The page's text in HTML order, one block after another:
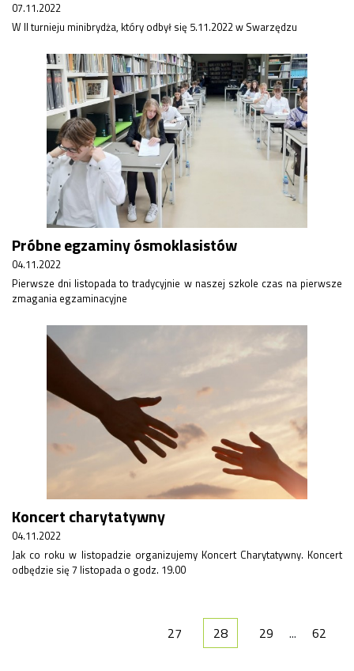
07.11.2022
W II turnieju minibrydża, który odbył się 5.11.2022 w Swarzędzu
Próbne egzaminy ósmoklasistów
04.11.2022
Pierwsze dni listopada to tradycyjnie w naszej szkole czas na pierwsze
zmagania egzaminacyjne
Koncert charytatywny
04.11.2022
Jak co roku w listopadzie organizujemy Koncert Charytatywny. Koncert
odbędzie się 7 listopada o godz. 19.00
27 28 29 ... 62